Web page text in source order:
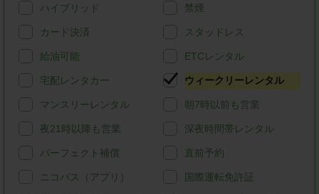
ハイブリッド 禁煙
カード決済 スタッドレス
給油可能 ETCレンタル
宅配レンタカー ウィークリーレンタル
マンスリーレンタル 朝7時以前も営業
夜21時以降も営業 深夜時間帯レンタル
パーフェクト補償 直前予約
ニコパス（アプリ） 国際運転免許証